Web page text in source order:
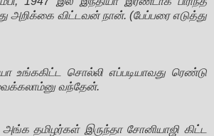
அறிக்கை விட்டவன் நான். (பேப்பரை எடுத்து
உங்ககிட்ட சொல்லி எப்படியாவது ரெண்டு
வந்தேன்.
தமிழர்கள் இருந்தா சோனியாஜி கிட்ட